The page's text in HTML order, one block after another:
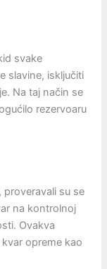
svake
slavine, isključiti
Na taj način se
rezervoaru
proveravali su se
na kontrolnoj
Ovakva
opreme kao